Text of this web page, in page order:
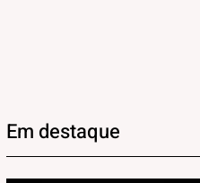
Em destaque